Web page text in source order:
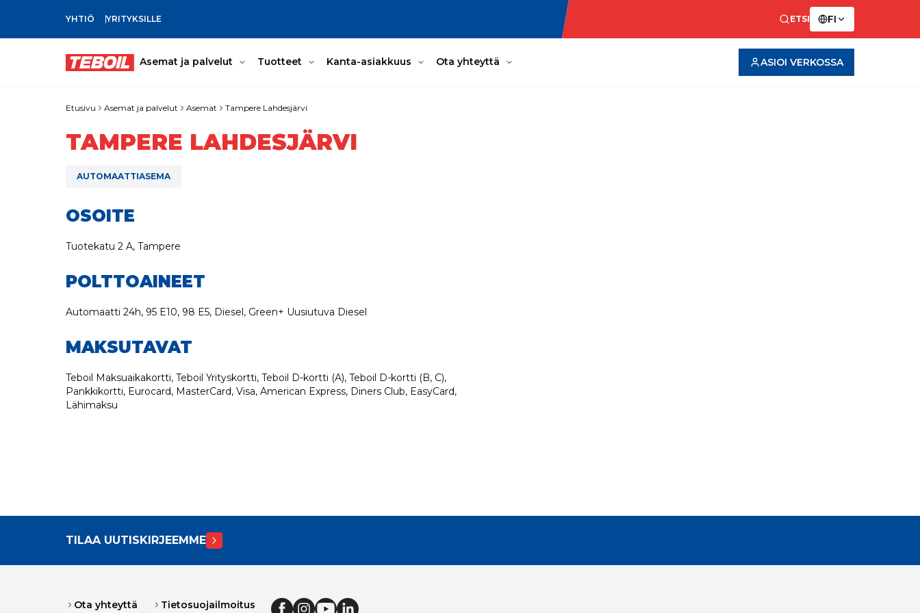
SIIRRY PÄÄSISÄLTÖÖN
YHTIÖ YRITYKSILLE ETSI FI
Asemat ja palvelut Tuotteet Kanta-asiakkuus Ota yhteyttä ASIOI VERKOSSA
Etusivu Asemat ja palvelut Asemat Tampere Lahdesjärvi
TAMPERE LAHDESJÄRVI
AUTOMAATTIASEMA
OSOITE
Tuotekatu 2 A, Tampere
POLTTOAINEET
Automaatti 24h, 95 E10, 98 E5, Diesel, Green+ Uusiutuva Diesel
MAKSUTAVAT
Teboil Maksuaikakortti, Teboil Yrityskortti, Teboil D-kortti (A), Teboil D-kortti (B, C),
Pankkikortti, Eurocard, MasterCard, Visa, American Express, Diners Club, EasyCard,
Lähimaksu
TILAA UUTISKIRJEEMME
Ota yhteyttä Tietosuojailmoitus